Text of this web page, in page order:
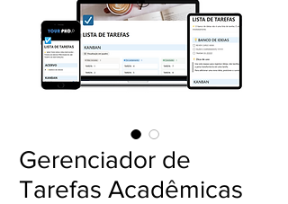
Gerenciador de
Tarefas Acadêmicas